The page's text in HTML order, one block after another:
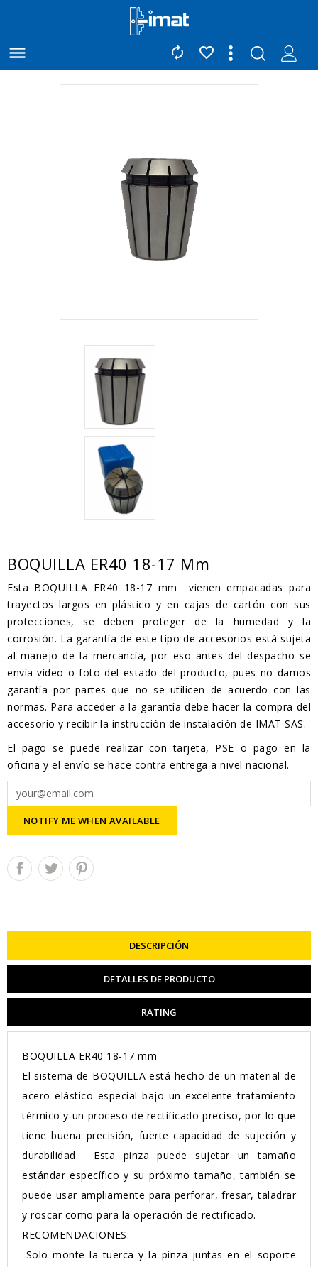
 

BOQUILLA ER40 18-17 Mm
Esta BOQUILLA ER40 18-17 mm vienen empacadas para
trayectos largos en plástico y en cajas de cartón con sus
protecciones, se deben proteger de la humedad y la
corrosión. La garantía de este tipo de accesorios está sujeta
al manejo de la mercancía, por eso antes del despacho se
envía video o foto del estado del producto, pues no damos
garantía por partes que no se utilicen de acuerdo con las
normas. Para acceder a la garantía debe hacer la compra del
accesorio y recibir la instrucción de instalación de IMAT SAS.
El pago se puede realizar con tarjeta, PSE o pago en la
oficina y el envío se hace contra entrega a nivel nacional.
NOTIFY ME WHEN AVAILABLE
DESCRIPCIÓN
DETALLES DE PRODUCTO
RATING
BOQUILLA ER40 18-17 mm
El sistema de BOQUILLA está hecho de un material de
acero elástico especial bajo un excelente tratamiento
térmico y un proceso de rectificado preciso, por lo que
tiene buena precisión, fuerte capacidad de sujeción y
durabilidad. Esta pinza puede sujetar un tamaño
estándar específico y su próximo tamaño, también se
puede usar ampliamente para perforar, fresar, taladrar
y roscar como para la operación de rectificado.
RECOMENDACIONES:
-Solo monte la tuerca y la pinza juntas en el soporte